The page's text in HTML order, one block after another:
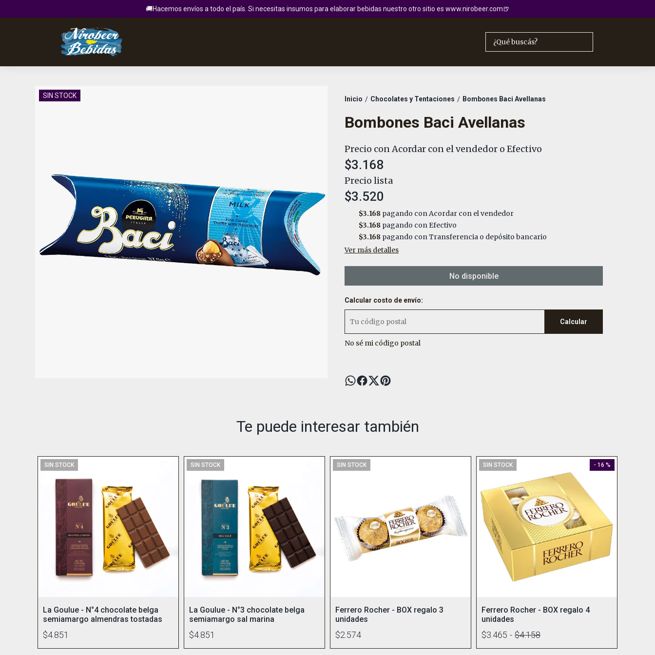
🚚Hacemos envíos a todo el país. Si necesitas insumos para elaborar bebidas nuestro otro sitio es www.nirobeer.com🍺
SIN STOCK Inicio / Chocolates y Tentaciones / Bombones Baci Avellanas
Bombones Baci Avellanas
Precio con Acordar con el vendedor o Efectivo
$3.168
Precio lista
$3.520
$3.168 pagando con Acordar con el vendedor
$3.168 pagando con Efectivo
$3.168 pagando con Transferencia o depósito bancario
Ver más detalles
No disponible
Calcular costo de envío:
Calcular
No sé mi código postal
Te puede interesar también
SIN STOCK
La Goulue - N°4 chocolate belga
semiamargo almendras tostadas
$4.851
SIN STOCK
La Goulue - N°3 chocolate belga
semiamargo sal marina
$4.851
SIN STOCK
Ferrero Rocher - BOX regalo 3
unidades
$2.574
SIN STOCK - 16 %
Ferrero Rocher - BOX regalo 4
unidades
$3.465 - $4.158